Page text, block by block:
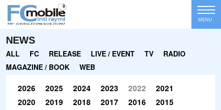
MENU
NEWS
ALL FC RELEASE LIVE / EVENT TV
RADIO
MAGAZINE / BOOK
WEB
2026 2025 2024 2023 2022
2021
2020
2019 2018 2017 2016
2015